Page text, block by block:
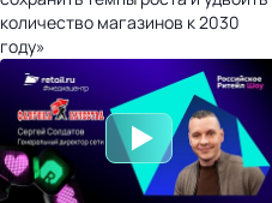
количество магазинов к 2030
году»